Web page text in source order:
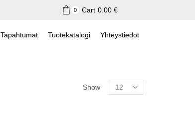
0 Cart 0.00 €
Tapahtumat Tuotekatalogi Yhteystiedot
Show